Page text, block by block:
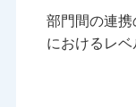
部門間の連
におけるレ